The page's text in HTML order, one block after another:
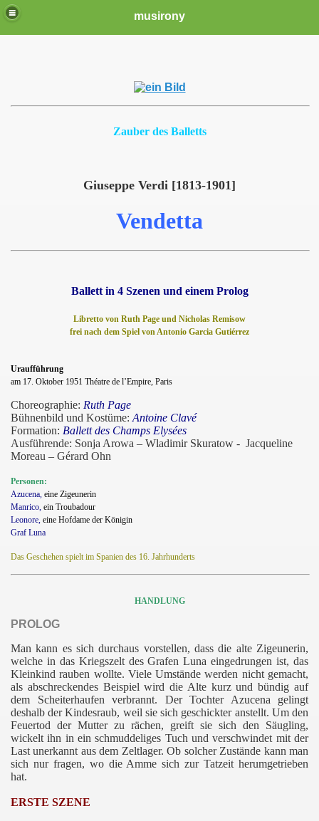
musirony
Zauber des Balletts
Giuseppe Verdi [1813-1901]
Vendetta
Ballett in 4 Szenen und einem Prolog
Libretto von Ruth Page und Nicholas Remisow
frei nach dem Spiel von Antonio Garcia Gutiérrez
Uraufführung
am 17. Oktober 1951 Théatre de l’Empire, Paris
Choreographie: Ruth Page
Bühnenbild und Kostüme: Antoine Clavé
Formation: Ballett des Champs Elysées
Ausführende: Sonja Arowa – Wladimir Skuratow - Jacqueline
Moreau – Gérard Ohn
Personen:
Azucena, eine Zigeunerin
Manrico, ein Troubadour
Leonore, eine Hofdame der Königin
Graf Luna
Das Geschehen spielt im Spanien des 16. Jahrhunderts
HANDLUNG
PROLOG
Man kann es sich durchaus vorstellen, dass die alte Zigeunerin,
welche in das Kriegszelt des Grafen Luna eingedrungen ist, das
Kleinkind rauben wollte. Viele Umstände werden nicht gemacht,
als abschreckendes Beispiel wird die Alte kurz und bündig auf
dem Scheiterhaufen verbrannt. Der Tochter Azucena gelingt
deshalb der Kindesraub, weil sie sich geschickter anstellt. Um den
Feuertod der Mutter zu rächen, greift sie sich den Säugling,
wickelt ihn in ein schmuddeliges Tuch und verschwindet mit der
Last unerkannt aus dem Zeltlager. Ob solcher Zustände kann man
sich nur fragen, wo die Amme sich zur Tatzeit herumgetrieben
hat.
ERSTE SZENE